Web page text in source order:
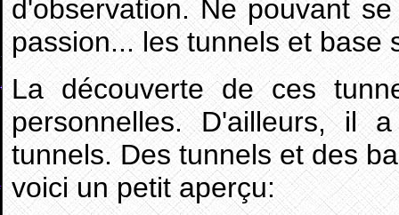
d'observation. Ne pouvant
passion... les tunnels et base
La découverte de ces
personnelles. D'ailleurs, il
tunnels. Des tunnels et des
voici un petit aperçu: